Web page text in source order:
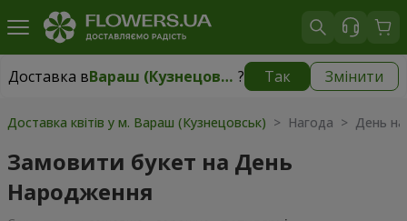
Доставка в Вараш (Кузнецовськ) ? Так Змінити
Доставка вВараш (Кузнецовськ) 1711 грн
Доставка квітів у м. Вараш (Кузнецовськ) > Нагода > День
Замовити букет на День
Народження